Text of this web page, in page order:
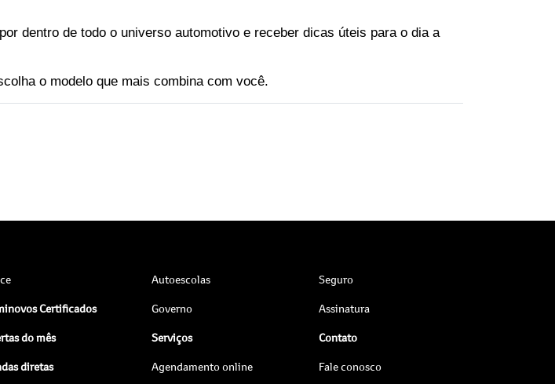
dentro de todo o universo automotivo e receber dicas úteis para o dia a
o modelo que mais combina com você.
Certificados
do mês
diretas
Autoescolas
Governo
Serviços
Agendamento online
Seguro
Assinatura
Contato
Fale conosco